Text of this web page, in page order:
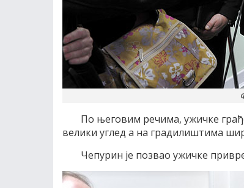
По његовим речима, ужичке
велики углед а на градилиштима
Чепурин је позвао ужичке